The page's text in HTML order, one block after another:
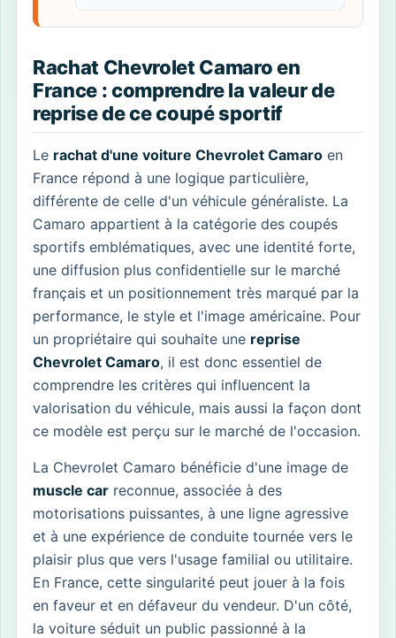
Rachat Chevrolet Camaro en
France : comprendre la valeur de
reprise de ce coupé sportif
Le rachat d'une voiture Chevrolet Camaro en
France répond à une logique particulière,
différente de celle d'un véhicule généraliste. La
Camaro appartient à la catégorie des coupés
sportifs emblématiques, avec une identité forte,
une diffusion plus confidentielle sur le marché
français et un positionnement très marqué par la
performance, le style et l'image américaine. Pour
un propriétaire qui souhaite une reprise
Chevrolet Camaro, il est donc essentiel de
comprendre les critères qui influencent la
valorisation du véhicule, mais aussi la façon dont
ce modèle est perçu sur le marché de l'occasion.
La Chevrolet Camaro bénéficie d'une image de
muscle car reconnue, associée à des
motorisations puissantes, à une ligne agressive
et à une expérience de conduite tournée vers le
plaisir plus que vers l'usage familial ou utilitaire.
En France, cette singularité peut jouer à la fois
en faveur et en défaveur du vendeur. D'un côté,
la voiture séduit un public passionné à la